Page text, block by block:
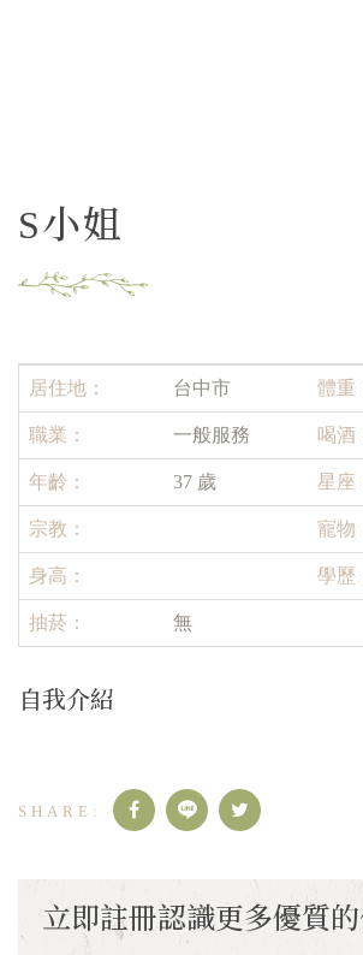
S小姐
居住地： 台中市 體重
職業： 一般服務 喝酒
年齡： 37 歲 星座
宗教： 寵物
身高： 學歷
抽菸： 無
自我介紹
立即註冊認識更多優質